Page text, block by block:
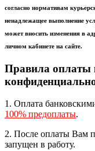
согласно нормативам
ненадлежащее выполнение
может вносить изменения в
личном кабинете на сайте.
Правила оплаты
1. Оплата
100% предоплаты.
2. После оплаты Вам
запущен в работу.